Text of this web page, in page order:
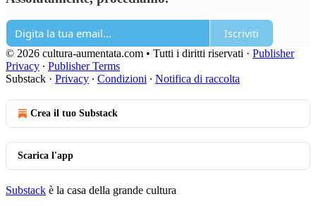
Iscriviti
© 2026 cultura-aumentata.com • Tutti i diritti riservati · Publisher
Privacy ∙ Publisher Terms
Substack · Privacy ∙ Condizioni ∙ Notifica di raccolta
Crea il tuo Substack
Scarica l'app
Substack è la casa della grande cultura